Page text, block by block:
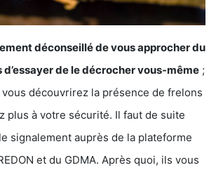
déconseillé de vous approcher du
d’essayer de le décrocher vous-même ;
vous découvrirez la présence de frelons
plus à votre sécurité. Il faut de suite
signalement auprès de la plateforme
et du GDMA. Après quoi, ils vous